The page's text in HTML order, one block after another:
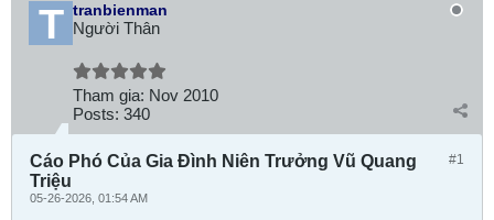
tranbienman
Người Thân
Tham gia: Nov 2010
Posts: 340
#1
Cáo Phó Của Gia Đình Niên Trưởng Vũ Quang
Triệu
05-26-2026, 01:54 AM